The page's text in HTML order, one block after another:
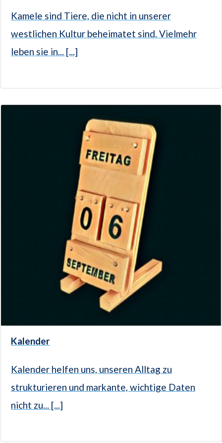
Kamele sind Tiere, die nicht in unserer
westlichen Kultur beheimatet sind. Vielmehr
leben sie in... [...]
Kalender
Kalender helfen uns, unseren Alltag zu
strukturieren und markante, wichtige Daten
nicht zu... [...]